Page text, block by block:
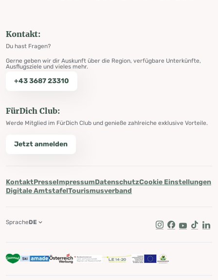
Kontakt:
Du hast Fragen?
Gerne geben wir dir Auskunft über die Region, verfügbare Unterkünfte,
Ausflugsziele und vieles mehr.
+43 3687 23310
FürDich Club:
Werde Mitglied im FürDich Club und genieße zahlreiche exklusive Vorteile.
Jetzt anmelden
KontaktPresseImpressumDatenschutzCookie Einstellungen
Digitale AmtstafelTourismusverband
Instagram
Facebook
Youtube
Tik Tok
SpracheDE